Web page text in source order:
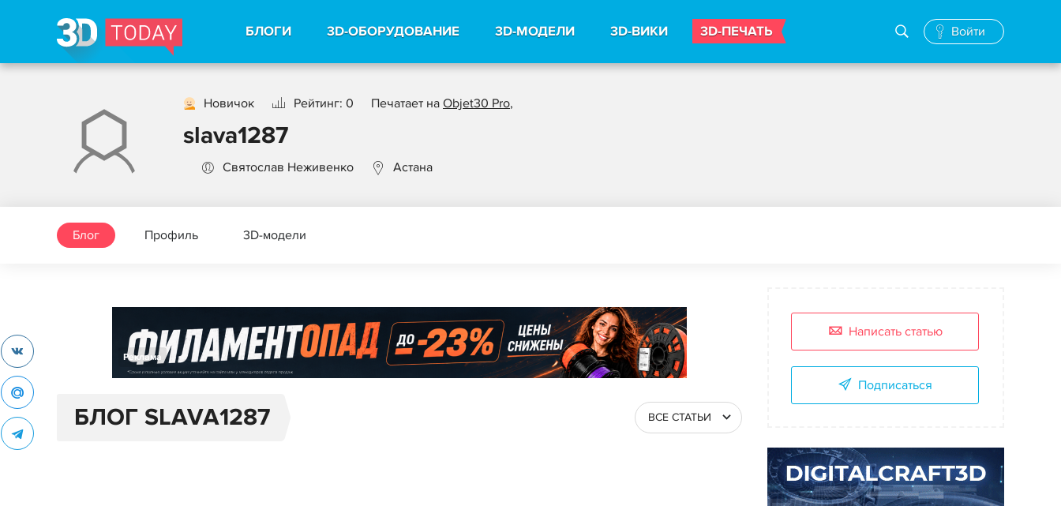
БЛОГИ 3D-ОБОРУДОВАНИЕ 3D-МОДЕЛИ 3D-ВИКИ 3D-ПЕЧАТЬ Войти
Новичок Рейтинг: 0 Печатает на Objet30 Pro,
slava1287
Святослав Неживенко Астана
Блог Профиль 3D-модели
Реклама
БЛОГ SLAVA1287 ВСЕ СТАТЬИ
Написать статью
Подписаться